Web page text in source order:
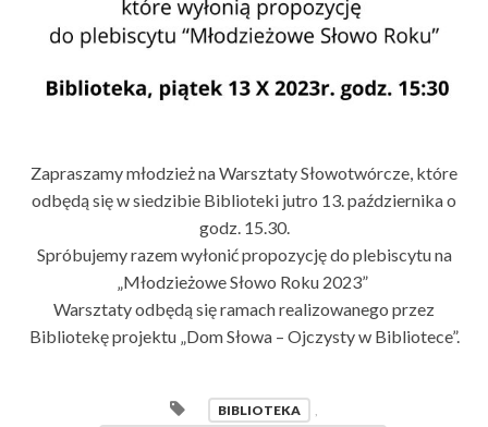
Zapraszamy młodzież na Warsztaty Słowotwórcze, które
odbędą się w siedzibie Biblioteki jutro 13. października o
godz. 15.30.
Spróbujemy razem wyłonić propozycję do plebiscytu na
„Młodzieżowe Słowo Roku 2023”
Warsztaty odbędą się ramach realizowanego przez
Bibliotekę projektu „Dom Słowa – Ojczysty w Bibliotece”.
BIBLIOTEKA